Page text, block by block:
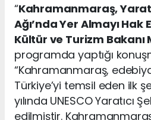
“Kahramanmaraş,
Ağı’nda Yer Almayı Hak
Kültür ve Turizm Bakanı
programda yaptığı
“Kahramanmaraş,
Türkiye’yi temsil eden ilk
yılında UNESCO Yaratıcı
edilmiştir.